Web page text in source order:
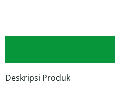
Deskripsi Produk